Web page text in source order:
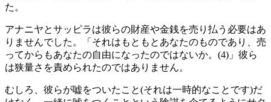
た。
アナニヤとサッピラは彼らの財産や金銭を売り払う必要はあ
りませんでした。「それはもともとあなたのものであり、売
ってからもあなたの自由になったのではないか。(4)」彼ら
は狭量さを責められたのではありません。
むしろ、彼らが嘘をついたこと(それは一時的なことです)だ